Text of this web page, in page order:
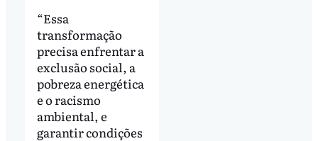
“Essa
transformação
precisa enfrentar a
exclusão social, a
pobreza energética
e o racismo
ambiental, e
garantir condições